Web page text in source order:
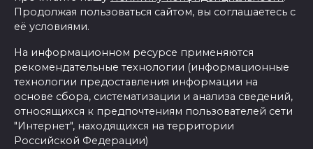
Продолжая пользоваться сайтом, вы соглашаетесь с
её условиями.
На информационном ресурсе применяются
рекомендательные технологии (информационные
технологии предоставления информации на
основе сбора, систематизации и анализа сведений,
относящихся к предпочтениям пользователей сети
"Интернет", находящихся на территории
Российской Федерации)